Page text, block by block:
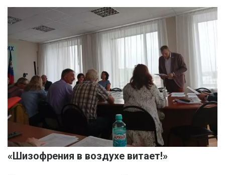
Валерий Хоботков
(1)
Василий Деркач (1)
Владимир Котов (1)
Денис Шелевой(1)
Сергей Шкерин(1)
«Шизофрения в воздухе витает!»